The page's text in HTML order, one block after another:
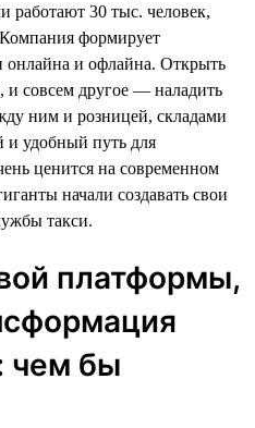
30 тыс. человек,
формирует
и офлайна. Открыть
и совсем другое — наладить
ним и розницей, складами
и удобный путь для
ценится на современном
начали создавать свои
такси.
платформы,
чем бы